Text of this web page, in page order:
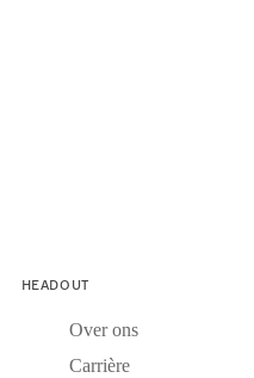
HEADOUT
Over ons
Carrière